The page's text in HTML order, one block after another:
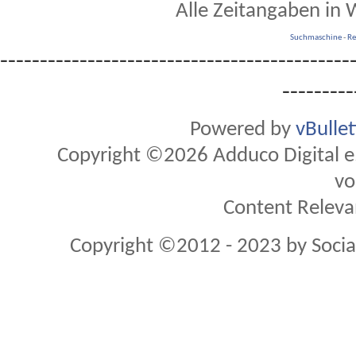
Alle Zeitangaben in
Suchmaschine-
Powered by
Copyright ©2026 Adduco Digital
Content
Copyright ©2012 - 2023 by